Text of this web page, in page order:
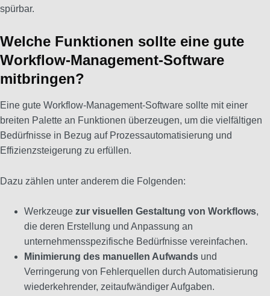
spürbar.
Welche Funktionen sollte eine gute
Workflow-Management-Software
mitbringen?
Eine gute Workflow-Management-Software sollte mit einer
breiten Palette an Funktionen überzeugen, um die vielfältigen
Bedürfnisse in Bezug auf Prozessautomatisierung und
Effizienzsteigerung zu erfüllen.
Dazu zählen unter anderem die Folgenden:
Werkzeuge zur visuellen Gestaltung von Workflows,
die deren Erstellung und Anpassung an
unternehmensspezifische Bedürfnisse vereinfachen.
Minimierung des manuellen Aufwands und
Verringerung von Fehlerquellen durch Automatisierung
wiederkehrender, zeitaufwändiger Aufgaben.